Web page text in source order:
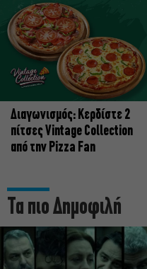
Διαγωνισμός: Κερδίστε 2
πίτσες Vintage Collection
από την Pizza Fan
Τα πιο Δημοφιλή